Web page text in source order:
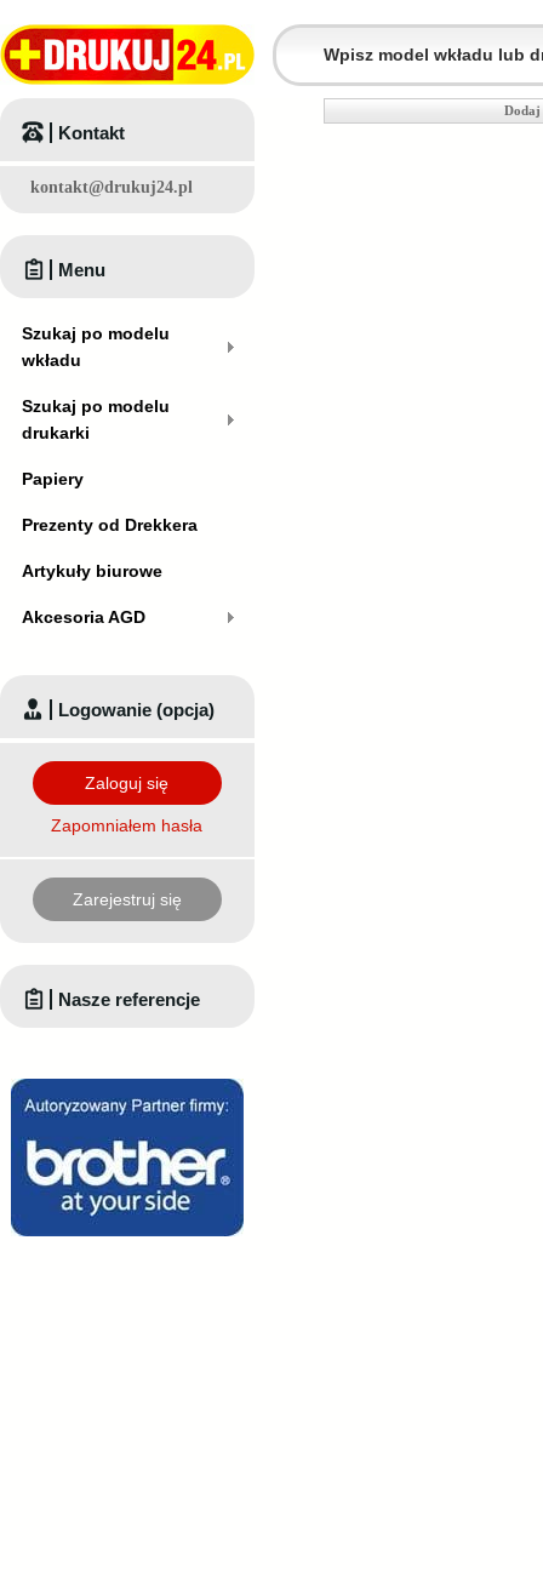
Dodaj
Kontakt
kontakt@drukuj24.pl
Menu
Szukaj po modelu
wkładu
Szukaj po modelu
drukarki
Papiery
Prezenty od Drekkera
Artykuły biurowe
Akcesoria AGD
Logowanie (opcja)
Zaloguj się
Zapomniałem hasła
Zarejestruj się
Nasze referencje